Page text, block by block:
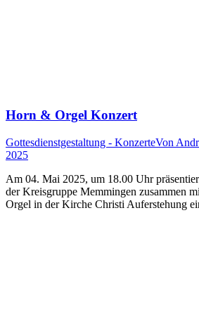
Horn & Orgel Konzert
Gottesdienstgestaltung - KonzerteVon
2025
Am 04. Mai 2025, um 18.00 Uhr
der Kreisgruppe Memmingen zusammen
Orgel in der Kirche Christi Auferstehung